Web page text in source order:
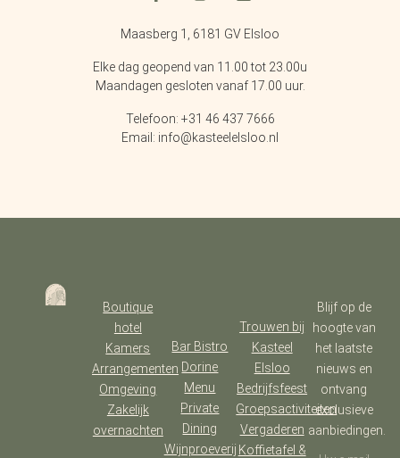
Maasberg 1, 6181 GV Elsloo
Elke dag geopend van 11.00 tot 23.00u
Maandagen gesloten vanaf 17.00 uur.
Telefoon: +31 46 437 7666
Email: info@kasteelelsloo.nl
Boutique
hotel
Kamers
Arrangementen
Omgeving
Zakelijk
overnachten
Bar Bistro
Dorine
Menu
Private
Dining
Wijnproeverij
Trouwen bij
Kasteel
Elsloo
Bedrijfsfeest
Groepsactiviteiten
Vergaderen
Koffietafel &
Blijf op de
hoogte van
het laatste
nieuws en
ontvang
exclusieve
aanbiedingen.